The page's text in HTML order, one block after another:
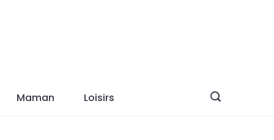
Maman Loisirs